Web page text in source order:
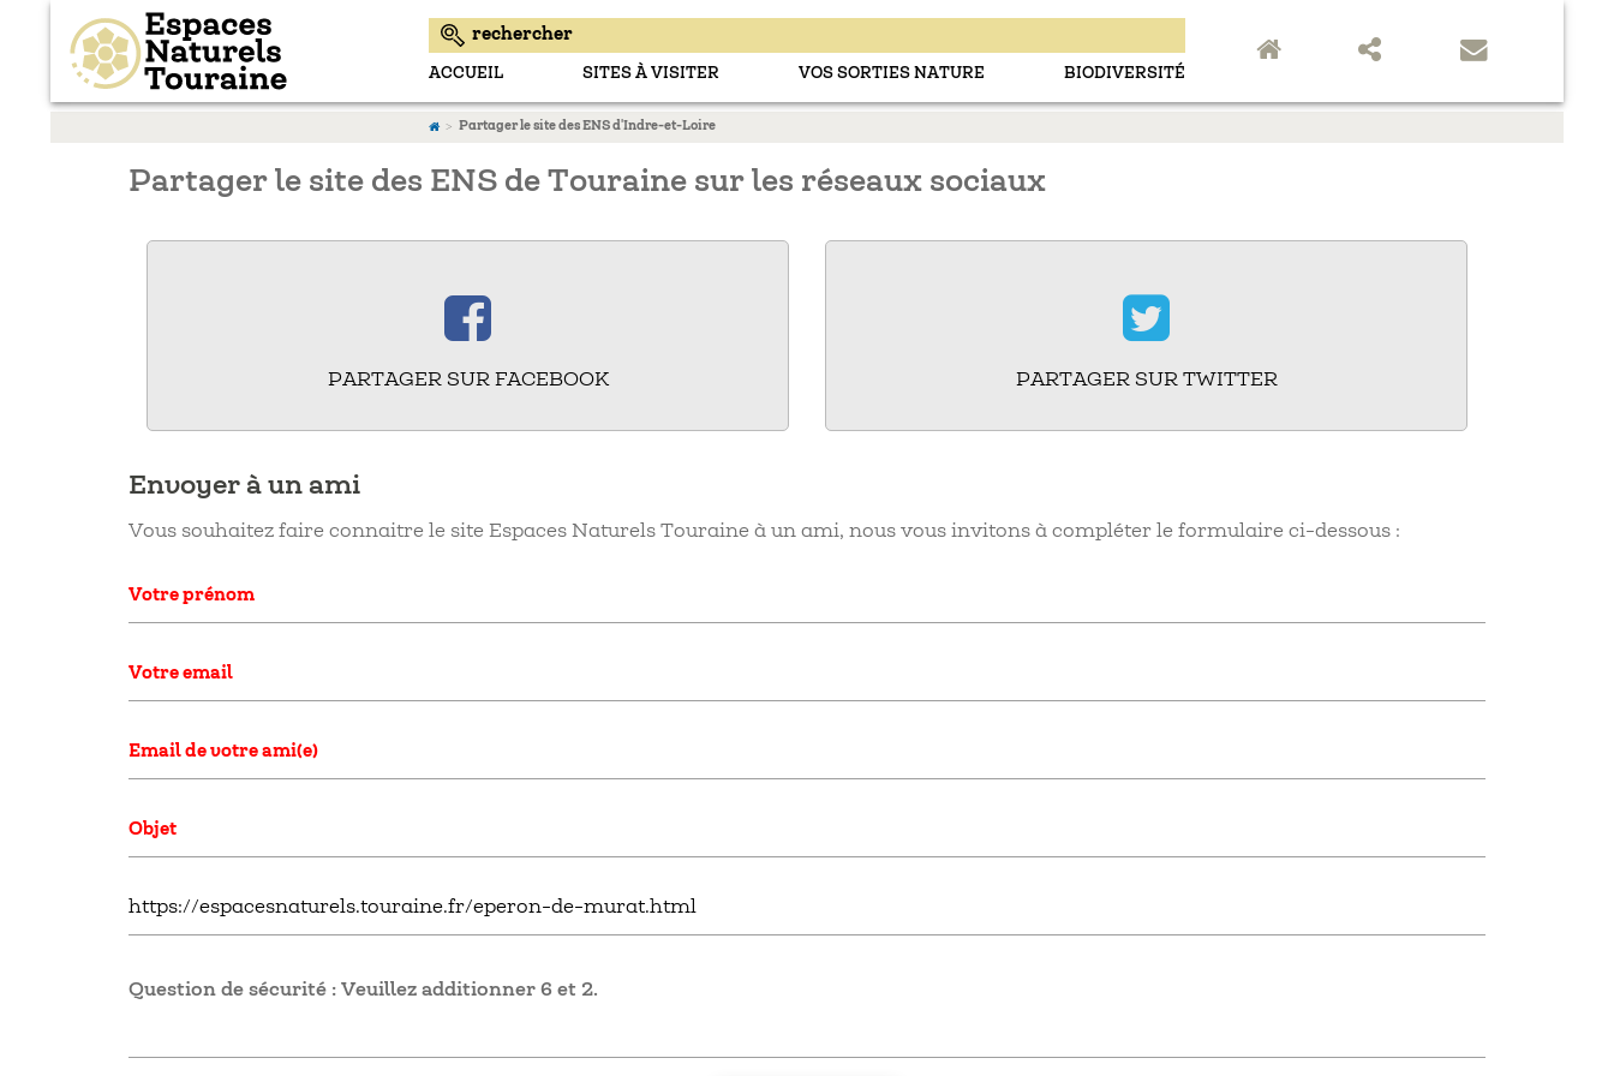
ACCUEIL SITES À VISITER VOS SORTIES NATURE BIODIVERSITÉ
Partager le site des ENS d'Indre-et-Loire
Partager le site des ENS de Touraine sur les réseaux sociaux
PARTAGER SUR FACEBOOK PARTAGER SUR TWITTER
Envoyer à un ami
Vous souhaitez faire connaitre le site Espaces Naturels Touraine à un ami, nous vous invitons à compléter le formulaire ci-dessous :
Question de sécurité : Veuillez additionner 6 et 2.